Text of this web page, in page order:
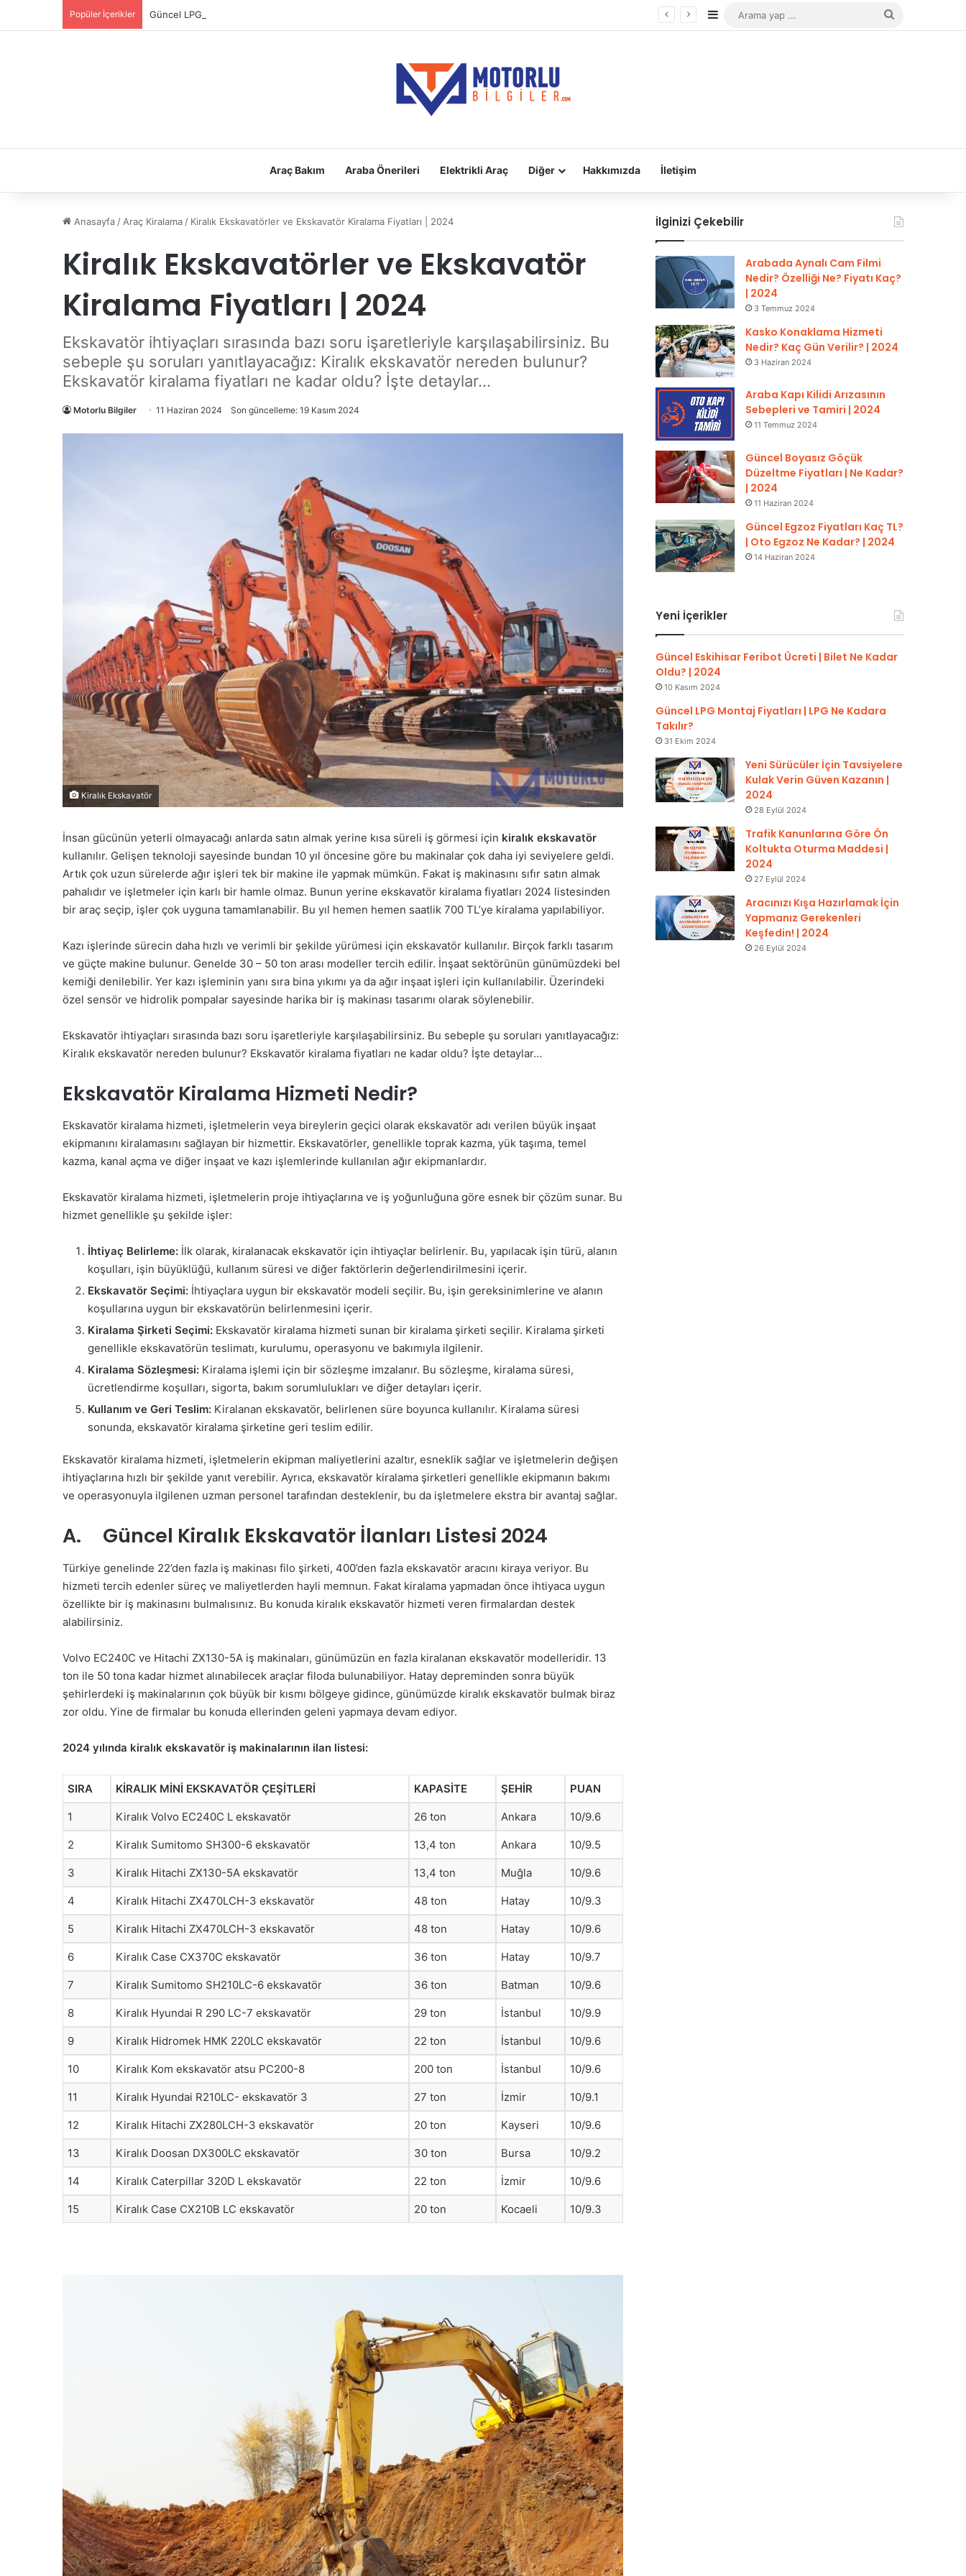
Popüler İçerikler Güncel LPG Montaj Fiyatları | LPG Ne Kadara Takılır? Kenar Bölmesi
Araç Bakım Araba Önerileri Elektrikli Araç Diğer Hakkımızda İletişim
Anasayfa / Araç Kiralama / Kiralık Ekskavatörler ve Ekskavatör Kiralama Fiyatları | 2024
Kiralık Ekskavatörler ve Ekskavatör
Kiralama Fiyatları | 2024
Ekskavatör ihtiyaçları sırasında bazı soru işaretleriyle karşılaşabilirsiniz. Bu
sebeple şu soruları yanıtlayacağız: Kiralık ekskavatör nereden bulunur?
Ekskavatör kiralama fiyatları ne kadar oldu? İşte detaylar…
Motorlu Bilgiler 11 Haziran 2024 Son güncelleme: 19 Kasım 2024
Kiralık Ekskavatör
İnsan gücünün yeterli olmayacağı anlarda satın almak yerine kısa süreli iş görmesi için kiralık ekskavatör
kullanılır. Gelişen teknoloji sayesinde bundan 10 yıl öncesine göre bu makinalar çok daha iyi seviyelere geldi.
Artık çok uzun sürelerde ağır işleri tek bir makine ile yapmak mümkün. Fakat iş makinasını sıfır satın almak
pahalıdır ve işletmeler için karlı bir hamle olmaz. Bunun yerine ekskavatör kiralama fiyatları 2024 listesinden
bir araç seçip, işler çok uyguna tamamlanabilir. Bu yıl hemen hemen saatlik 700 TL’ye kiralama yapılabiliyor.
Kazı işlerinde sürecin daha hızlı ve verimli bir şekilde yürümesi için ekskavatör kullanılır. Birçok farklı tasarım
ve güçte makine bulunur. Genelde 30 – 50 ton arası modeller tercih edilir. İnşaat sektörünün günümüzdeki bel
kemiği denilebilir. Yer kazı işleminin yanı sıra bina yıkımı ya da ağır inşaat işleri için kullanılabilir. Üzerindeki
özel sensör ve hidrolik pompalar sayesinde harika bir iş makinası tasarımı olarak söylenebilir.
Ekskavatör ihtiyaçları sırasında bazı soru işaretleriyle karşılaşabilirsiniz. Bu sebeple şu soruları yanıtlayacağız:
Kiralık ekskavatör nereden bulunur? Ekskavatör kiralama fiyatları ne kadar oldu? İşte detaylar…
Ekskavatör Kiralama Hizmeti Nedir?
Ekskavatör kiralama hizmeti, işletmelerin veya bireylerin geçici olarak ekskavatör adı verilen büyük inşaat
ekipmanını kiralamasını sağlayan bir hizmettir. Ekskavatörler, genellikle toprak kazma, yük taşıma, temel
kazma, kanal açma ve diğer inşaat ve kazı işlemlerinde kullanılan ağır ekipmanlardır.
Ekskavatör kiralama hizmeti, işletmelerin proje ihtiyaçlarına ve iş yoğunluğuna göre esnek bir çözüm sunar. Bu
hizmet genellikle şu şekilde işler:
İhtiyaç Belirleme: İlk olarak, kiralanacak ekskavatör için ihtiyaçlar belirlenir. Bu, yapılacak işin türü, alanın
koşulları, işin büyüklüğü, kullanım süresi ve diğer faktörlerin değerlendirilmesini içerir.
Ekskavatör Seçimi: İhtiyaçlara uygun bir ekskavatör modeli seçilir. Bu, işin gereksinimlerine ve alanın
koşullarına uygun bir ekskavatörün belirlenmesini içerir.
Kiralama Şirketi Seçimi: Ekskavatör kiralama hizmeti sunan bir kiralama şirketi seçilir. Kiralama şirketi
genellikle ekskavatörün teslimatı, kurulumu, operasyonu ve bakımıyla ilgilenir.
Kiralama Sözleşmesi: Kiralama işlemi için bir sözleşme imzalanır. Bu sözleşme, kiralama süresi,
ücretlendirme koşulları, sigorta, bakım sorumlulukları ve diğer detayları içerir.
Kullanım ve Geri Teslim: Kiralanan ekskavatör, belirlenen süre boyunca kullanılır. Kiralama süresi
sonunda, ekskavatör kiralama şirketine geri teslim edilir.
Ekskavatör kiralama hizmeti, işletmelerin ekipman maliyetlerini azaltır, esneklik sağlar ve işletmelerin değişen
ihtiyaçlarına hızlı bir şekilde yanıt verebilir. Ayrıca, ekskavatör kiralama şirketleri genellikle ekipmanın bakımı
ve operasyonuyla ilgilenen uzman personel tarafından desteklenir, bu da işletmelere ekstra bir avantaj sağlar.
A. Güncel Kiralık Ekskavatör İlanları Listesi 2024
Türkiye genelinde 22’den fazla iş makinası filo şirketi, 400’den fazla ekskavatör aracını kiraya veriyor. Bu
hizmeti tercih edenler süreç ve maliyetlerden hayli memnun. Fakat kiralama yapmadan önce ihtiyaca uygun
özellikte bir iş makinasını bulmalısınız. Bu konuda kiralık ekskavatör hizmeti veren firmalardan destek
alabilirsiniz.
Volvo EC240C ve Hitachi ZX130-5A iş makinaları, günümüzün en fazla kiralanan ekskavatör modelleridir. 13
ton ile 50 tona kadar hizmet alınabilecek araçlar filoda bulunabiliyor. Hatay depreminden sonra büyük
şehirlerdeki iş makinalarının çok büyük bir kısmı bölgeye gidince, günümüzde kiralık ekskavatör bulmak biraz
zor oldu. Yine de firmalar bu konuda ellerinden geleni yapmaya devam ediyor.
2024 yılında kiralık ekskavatör iş makinalarının ilan listesi:
SIRA KİRALIK MİNİ EKSKAVATÖR ÇEŞİTLERİ KAPASİTE ŞEHİR PUAN
1 Kiralık Volvo EC240C L ekskavatör 26 ton Ankara 10/9.6
2 Kiralık Sumitomo SH300-6 ekskavatör 13,4 ton Ankara 10/9.5
3 Kiralık Hitachi ZX130-5A ekskavatör 13,4 ton Muğla 10/9.6
4 Kiralık Hitachi ZX470LCH-3 ekskavatör 48 ton Hatay 10/9.3
5 Kiralık Hitachi ZX470LCH-3 ekskavatör 48 ton Hatay 10/9.6
6 Kiralık Case CX370C ekskavatör 36 ton Hatay 10/9.7
7 Kiralık Sumitomo SH210LC-6 ekskavatör 36 ton Batman 10/9.6
8 Kiralık Hyundai R 290 LC-7 ekskavatör 29 ton İstanbul 10/9.9
9 Kiralık Hidromek HMK 220LC ekskavatör 22 ton İstanbul 10/9.6
10 Kiralık Kom ekskavatör atsu PC200-8 200 ton İstanbul 10/9.6
11 Kiralık Hyundai R210LC- ekskavatör 3 27 ton İzmir 10/9.1
12 Kiralık Hitachi ZX280LCH-3 ekskavatör 20 ton Kayseri 10/9.6
13 Kiralık Doosan DX300LC ekskavatör 30 ton Bursa 10/9.2
14 Kiralık Caterpillar 320D L ekskavatör 22 ton İzmir 10/9.6
15 Kiralık Case CX210B LC ekskavatör 20 ton Kocaeli 10/9.3
İlginizi Çekebilir
Arabada Aynalı Cam Filmi
Nedir? Özelliği Ne? Fiyatı Kaç?
| 2024
3 Temmuz 2024
Kasko Konaklama Hizmeti
Nedir? Kaç Gün Verilir? | 2024
3 Haziran 2024
Araba Kapı Kilidi Arızasının
Sebepleri ve Tamiri | 2024
11 Temmuz 2024
Güncel Boyasız Göçük
Düzeltme Fiyatları | Ne Kadar?
| 2024
11 Haziran 2024
Güncel Egzoz Fiyatları Kaç TL?
| Oto Egzoz Ne Kadar? | 2024
14 Haziran 2024
Yeni İçerikler
Güncel Eskihisar Feribot Ücreti | Bilet Ne Kadar
Oldu? | 2024
10 Kasım 2024
Güncel LPG Montaj Fiyatları | LPG Ne Kadara
Takılır?
31 Ekim 2024
Yeni Sürücüler İçin Tavsiyelere
Kulak Verin Güven Kazanın |
2024
28 Eylül 2024
Trafik Kanunlarına Göre Ön
Koltukta Oturma Maddesi |
2024
27 Eylül 2024
Aracınızı Kışa Hazırlamak İçin
Yapmanız Gerekenleri
Keşfedin! | 2024
26 Eylül 2024